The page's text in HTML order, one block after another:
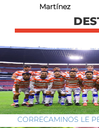
Martínez
CORRECAMINOS LE